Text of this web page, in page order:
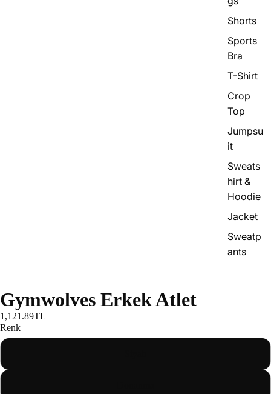
Shorts
Sports
Bra
T-Shirt
Crop
Top
Jumpsu
it
Sweats
hirt &
Hoodie
Jacket
Sweatp
ants
Gymwolves Erkek Atlet
1,121.89TL
Renk